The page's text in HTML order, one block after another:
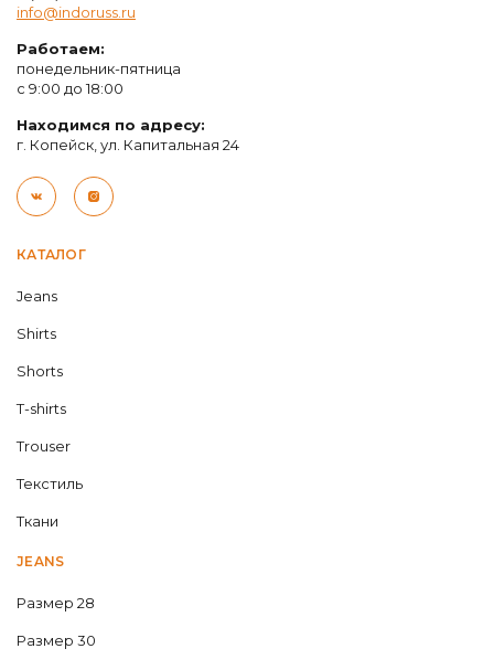
КАТАЛОГ
Jeans
Shirts
Shorts
T-shirts
Trouser
Текстиль
Ткани
JEANS
Размер 28
Размер 30
info@indoruss.ru
Работаем:
понедельник-пятница
с 9:00 до 18:00
Находимся по адресу:
г. Копейск, ул. Капитальная 24